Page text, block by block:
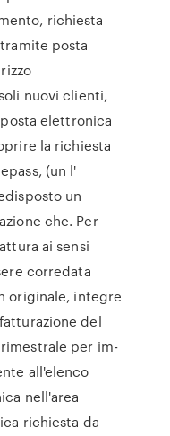
richiesta
posta
nuovi clienti,
elettronica
la richiesta
(un l'
un
che. Per
ai sensi
corredata
originale, integre
del
per im-
all'elenco
nell'area
richiesta da